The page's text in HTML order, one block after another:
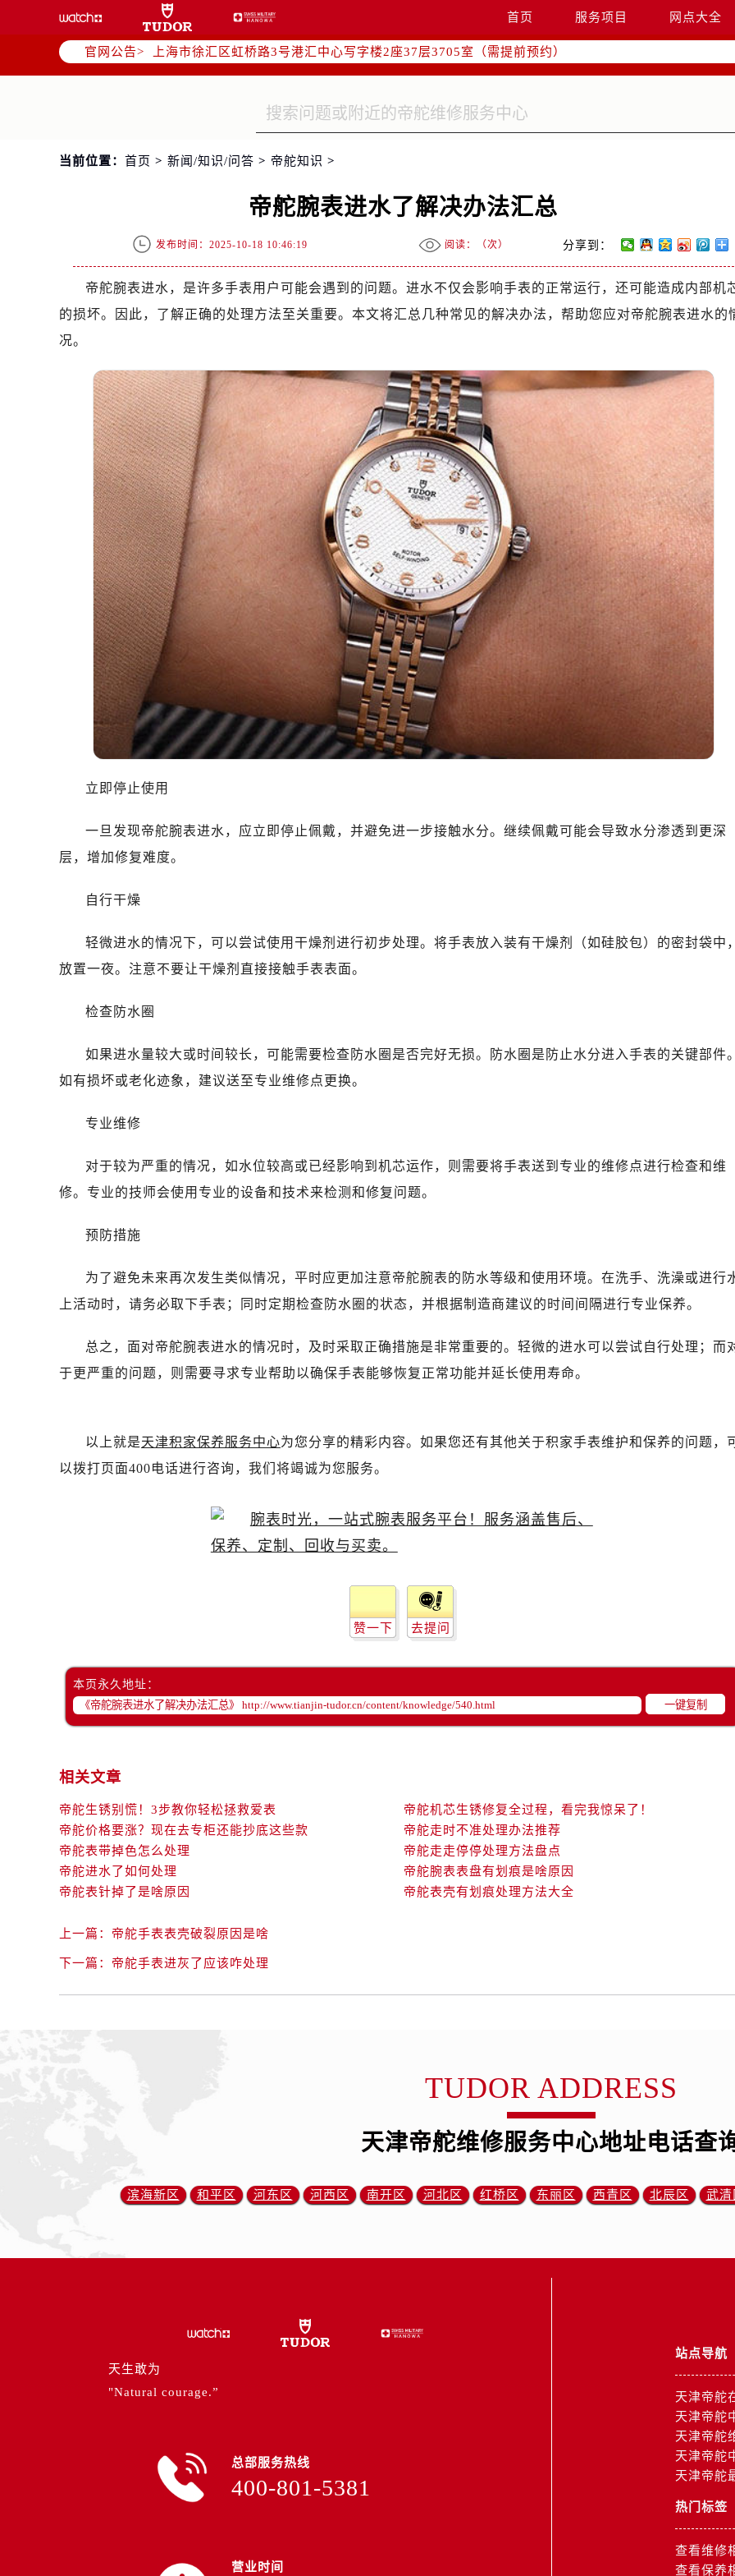
首页 服务项目 网点大全
官网公告>
天津市和平区赤峰道136号天津国际金融中心写字楼26层2603室（需提前预约）
上海市徐汇区虹桥路3号港汇中心写字楼2座37层3705室（需提前预约）
常州市新北区龙锦路1590号现代传媒中心写字楼5号楼10层1008室（需提前预约）
扬州市邗江区国展路29号星耀天地写字楼1号楼18层1803室（需提前预约）
泰州市海陵区永定东路399号置地商务中心东塔写字楼（华润万象城）17层1706室（需提前预约）
杭州市上城区钱江路1366号华润大厦写字楼A座5层503-5室（需提前预约）
嘉兴市南湖区广益路705号嘉兴世界贸易中心写字楼A座13层1304室（需提前预约）
济南市历下区经十路11111号华润中心写字楼（万象城）15层1508室（需提前预约）
广州市天河区天河路230号万菱汇国际中心写字楼A塔7层704室（需提前预约）
广州市越秀区环市东路371-375号世界贸易中心大厦南塔写字楼15层07室（需提前预约）
深圳市罗湖区深南东路5001号华润大厦写字楼17层1701室（需提前预约）
惠州市惠城区江北文昌一路7号华贸大厦写字楼1座30层05室（需提前预约）
厦门市思明区湖滨东路95号华润大厦写字楼B座11层1104室（需提前预约）
福州市晋安区横屿路9号东二环泰禾中心写字楼2号楼5层509室（需提前预约）
成都市锦江区人民东路6号SAC东原中心写字楼24层2406B室（需提前预约）
重庆市江北区观音桥步行街2号融恒时代广场写字楼9层902室（需提前预约）
长沙市芙蓉区定王台街道建湘路393号世茂环球金融中心写字楼（芙蓉广场）10层13室（需提前预约）
郑州市二七区铭功路10号华润大厦写字楼29层2905室（需提前预约）
太原市迎泽区解放路15号亨得利名表服务中心（品牌授权店）3层整层（需提前预约）
沈阳市沈河区中街路137号亨得利名表服务中心（品牌授权店）1层整层（需提前预约）
沈阳市沈河区中街路83号亨得利名表服务中心（品牌授权店）1层整层（需提前预约）
乌鲁木齐市天山区红山路26号时代广场（CCMALL）C座17层17-B（需提前预约）
温州市鹿城区锦绣路1067号置信广场10层1015室（需提前预约）
哈尔滨市南岗区东大直街146号上和置地广场金座12层1214室（需提前预约）
大连市中山区人民路15号国际金融大厦7层G室（需提前预约）
佛山市禅城区季华五路57号万科金融中心C座12层1205室（需提前预约）
无锡市梁溪区人民中路139号恒隆广场写字楼1座11层1104室（需提前预约）
南通市崇川区工农路57号圆融广场写字楼16层1603室（需提前预约）
合肥市蜀山区潜山路111号万象城华润大厦B座12楼03室（需提前预约）
泉州市丰泽区宝洲路729号浦西万达中心写字楼A座7楼709室（需提前预约）
贵阳市南明区都司高架桥路33号亨特国际金融中心14楼14D（需提前预约）
昆明市盘龙区北京路928号同德昆明广场写字楼10层06室（需提前预约）
唐山市路南区新华东道100号万达广场写字楼A座10层1002室（需提前预约）
台州市椒江区东海大道1800号腾达中心东1幢20楼2002室（需提前预约）
黑龙江省鸡西市鸡冠区红军路帝舵售后服务中心（需提前预约）
黑龙江省佳木斯市向阳区长安路帝舵售后服务中心（需提前预约）
黑龙江省七台河市桃山区大同街帝舵售后服务中心（需提前预约）
黑龙江省齐齐哈尔市龙沙区龙华路帝舵售后服务中心（需提前预约）
黑龙江省伊春市伊美区通河路帝舵售后服务中心（需提前预约）
吉林省白城市洮北区明仁南街帝舵售后服务中心（需提前预约）
吉林省吉林市船营区河南街帝舵售后服务中心（需提前预约）
吉林省辽源市龙山区人民大街帝舵售后服务中心（需提前预约）
吉林省四平市铁东区紫气大路与南九经街交汇处帝舵售后服务中心（需提前预约）
吉林省松原市宁江区五环大街帝舵售后服务中心（需提前预约）
吉林省通化市东昌区环通乡江南大街帝舵售后服务中心（需提前预约）
辽宁省本溪市平山区胜利路帝舵售后服务中心（需提前预约）
辽宁省朝阳市双塔区新华路帝舵售后服务中心（需提前预约）
辽宁省葫芦岛市连山区中央路帝舵售后服务中心（需提前预约）
辽宁省锦州市古塔区中央大街帝舵售后服务中心（需提前预约）
辽宁省辽阳市白塔区新运大街帝舵售后服务中心（需提前预约）
辽宁省盘锦市兴隆台区石油大街帝舵售后服务中心（需提前预约）
辽宁省营口市站前区市府路与渤海大街交叉口帝舵售后服务中心（需提前预约）
辽宁省沈阳市沈河区中街路137号亨得利名表维修授权店1楼帝舵售后服务中心（需提前预约）
内蒙古自治区巴彦淖尔市临河区新华街帝舵售后服务中心（需提前预约）
内蒙古自治区包头市青山区幸福路甲3号王府井百货名表维修帝舵售后服务中心（需提前预约）
内蒙古自治区赤峰市红山区哈达街帝舵售后服务中心（需提前预约）
内蒙古自治区呼伦贝尔市海拉尔区中央街帝舵售后服务中心（需提前预约）
内蒙古自治区通辽市科尔沁区明仁大街帝舵售后服务中心（需提前预约）
内蒙古自治区锡林郭勒盟市锡林浩特市光明街与额尔敦路交叉口帝舵售后服务中心（需提前预约）
山西省大同市平城区迎宾街帝舵售后服务中心（需提前预约）
山西省晋城市城区黄华街帝舵售后服务中心（需提前预约）
山西省晋中市榆次区顺城街帝舵售后服务中心（需提前预约）
山西省临汾市尧都区解放路帝舵售后服务中心（需提前预约）
山西省忻州市忻府区和平东街与七一南路交叉口帝舵售后服务中心（需提前预约）
山西省阳泉市郊区平阳东街与新城大道交叉口帝舵售后服务中心（需提前预约）
山西省太原市迎泽区迎泽街道解放路15号亨得利名表维修授权店3楼帝舵售后服务中心（需提前预约
当前位置： 首页 > 新闻/知识/问答 > 帝舵知识 >
帝舵腕表进水了解决办法汇总
发布时间：2025-10-18 10:46:19 阅读：（次） 分享到：
帝舵腕表进水，是许多手表用户可能会遇到的问题。进水不仅会影响手表的正常运行，还可能造成内部机
的损坏。因此，了解正确的处理方法至关重要。本文将汇总几种常见的解决办法，帮助您应对帝舵腕表进水的
况。
立即停止使用
一旦发现帝舵腕表进水，应立即停止佩戴，并避免进一步接触水分。继续佩戴可能会导致水分渗透到更深
层，增加修复难度。
自行干燥
轻微进水的情况下，可以尝试使用干燥剂进行初步处理。将手表放入装有干燥剂（如硅胶包）的密封袋中，
放置一夜。注意不要让干燥剂直接接触手表表面。
检查防水圈
如果进水量较大或时间较长，可能需要检查防水圈是否完好无损。防水圈是防止水分进入手表的关键部件。
如有损坏或老化迹象，建议送至专业维修点更换。
专业维修
对于较为严重的情况，如水位较高或已经影响到机芯运作，则需要将手表送到专业的维修点进行检查和维
修。专业的技师会使用专业的设备和技术来检测和修复问题。
预防措施
为了避免未来再次发生类似情况，平时应更加注意帝舵腕表的防水等级和使用环境。在洗手、洗澡或进行
上活动时，请务必取下手表；同时定期检查防水圈的状态，并根据制造商建议的时间间隔进行专业保养。
总之，面对帝舵腕表进水的情况时，及时采取正确措施是非常重要的。轻微的进水可以尝试自行处理；而
于更严重的问题，则需要寻求专业帮助以确保手表能够恢复正常功能并延长使用寿命。
以上就是天津积家保养服务中心为您分享的精彩内容。如果您还有其他关于积家手表维护和保养的问题，
以拨打页面400电话进行咨询，我们将竭诚为您服务。
赞一下 去提问
本页永久地址：
一键复制
相关文章
帝舵生锈别慌！3步教你轻松拯救爱表
帝舵机芯生锈修复全过程，看完我惊呆了！
帝舵价格要涨？现在去专柜还能抄底这些款
帝舵走时不准处理办法推荐
帝舵表带掉色怎么处理
帝舵走走停停处理方法盘点
帝舵进水了如何处理
帝舵腕表表盘有划痕是啥原因
帝舵表针掉了是啥原因
帝舵表壳有划痕处理方法大全
上一篇： 帝舵手表表壳破裂原因是啥
下一篇： 帝舵手表进灰了应该咋处理
TUDOR ADDRESS
天津帝舵维修服务中心地址电话查
滨海新区 和平区 河东区 河西区 南开区 河北区 红桥区 东丽区 西青区 北辰区 武清
天生敢为
"Natural courage.”
总部服务热线
400-801-5381
营业时间
站点导航
天津帝舵
天津帝舵
天津帝舵
天津帝舵
天津帝舵
热门标签
查看维修
查看保养